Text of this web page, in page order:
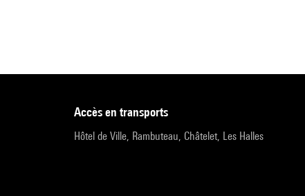
accès en transports
Hôtel de Ville, Rambuteau, Châtelet, Les Halles